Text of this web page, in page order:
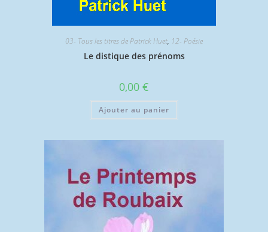
03- Tous les titres de Patrick Huet, 12- Poésie
Le distique des prénoms
0,00 €
Ajouter au panier